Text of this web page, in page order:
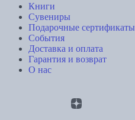
Книги
Сувениры
Подарочные сертификаты
События
Доставка и оплата
Гарантия и возврат
О нас